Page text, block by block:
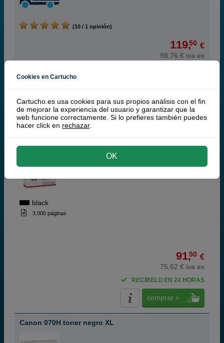
(10 / 1 opinión)
119,50 €
98,76 € iva ex
Canon
100% Cartuchos Originales Canon
black
3.000 páginas
91,50 €
75,62 € iva ex
RECÍBELO EN 24 HORAS
comprar >
Canon 070H toner negro XL
Cookies en Cartucho
Cartucho.es usa cookies para sus propios análisis con el fin
de mejorar la experiencia del usuario y garantizar que la
web funcione correctamente. Si lo prefieres también puedes
hacer click en rechazar.
OK